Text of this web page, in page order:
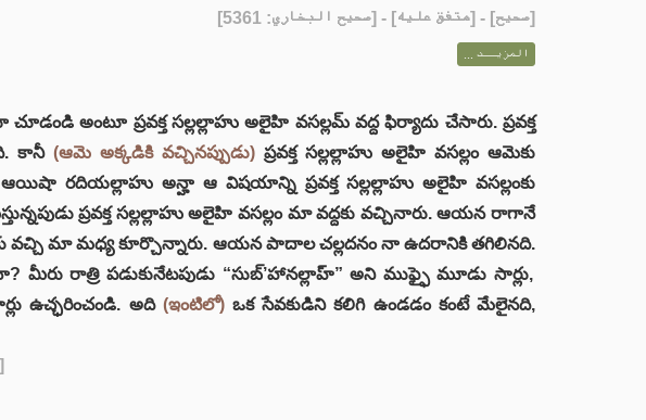
[صحيح] - [متفق عليه] - [صحيح البخاري: 5361]
المزيــد ...
అంటూ ప్రవక్త సల్లల్లాహు అలైహి వసల్లమ్ వద్ద ఫిర్యాదు చేసారు. ప్రవక్త
కానీ (ఆమె అక్కడికి వచ్చినప్పుడు)ప్రవక్త సల్లల్లాహు అలైహి వసల్లం ఆమెకు
రదియల్లాహు అన్హా ఆ విషయాన్ని ప్రవక్త సల్లల్లాహు అలైహి వసల్లంకు
ప్రవక్త సల్లల్లాహు అలైహి వసల్లం మా వద్దకు వచ్చినారు. ఆయన రాగానే
వచ్చి మా మధ్య కూర్చొన్నారు. ఆయన పాదాల చల్లదనం నా ఉదరానికి తగిలినది.
మీరు రాత్రి పడుకునేటపుడు “సుబ్’హానల్లాహ్” అని ముఫ్ఫై మూడు సార్లు,
ఉచ్ఛరించండి. అది (ఇంటిలో)ఒక సేవకుడిని కలిగి ఉండడం కంటే మేలైనది,